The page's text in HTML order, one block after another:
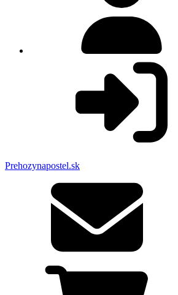
Prehozynapostel.sk